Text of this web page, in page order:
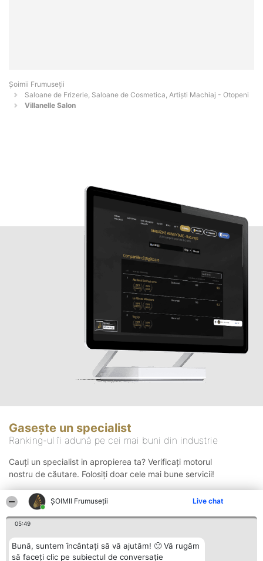
ȘOIMII Frumuseții Live chat
05:49
Bună, suntem încântați să vă ajutăm! 🙂 Vă rugăm
să faceți clic pe subiectul de conversație
Șoimii Frumuseții
Saloane de Frizerie, Saloane de Cosmetica, Artiști Machiaj - Otopeni
Villanelle Salon
Gasește un specialist
Ranking-ul îi adună pe cei mai buni din industrie
Cauți un specialist in apropierea ta? Verificați motorul
nostru de căutare. Folosiți doar cele mai bune servicii!